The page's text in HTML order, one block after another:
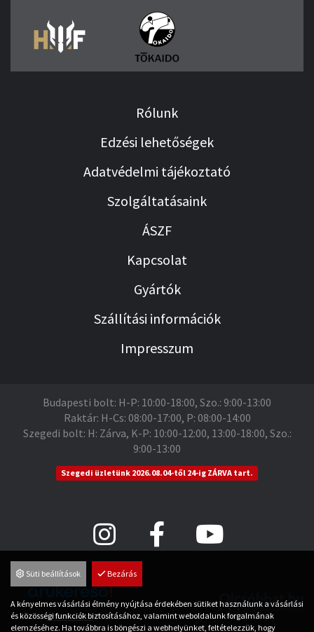
Rólunk
Edzési lehetőségek
Adatvédelmi tájékoztató
Szolgáltatásaink
ÁSZF
Kapcsolat
Gyártók
Szállítási információk
Impresszum
Budapesti bolt: H-P: 10:00-18:00, Szo.: 9:00-13:00
Raktár: H-Cs: 08:00-17:00, P: 08:00-14:00
Szegedi bolt: H: Zárva, K-P: 10:00-12:00, 13:00-18:00, Szo.:
9:00-13:00
Szegedi üzletünk 2026.08.04-től 24-ig ZÁRVA tart.
Árukereső.hu
Süti beállítások Bezárás
A kényelmes vásárlási élmény nyújtása érdekében sütiket használunk a vásárlási
és közösségi funkciók biztosításához, valamint weboldalunk forgalmának
elemzéséhez. Ha továbbra is böngészi a webhelyünket, feltételezzük, hogy